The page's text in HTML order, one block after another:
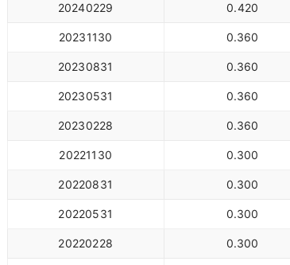
20240229 0.420
20231130 0.360
20230831 0.360
20230531 0.360
20230228 0.360
20221130 0.300
20220831 0.300
20220531 0.300
20220228 0.300